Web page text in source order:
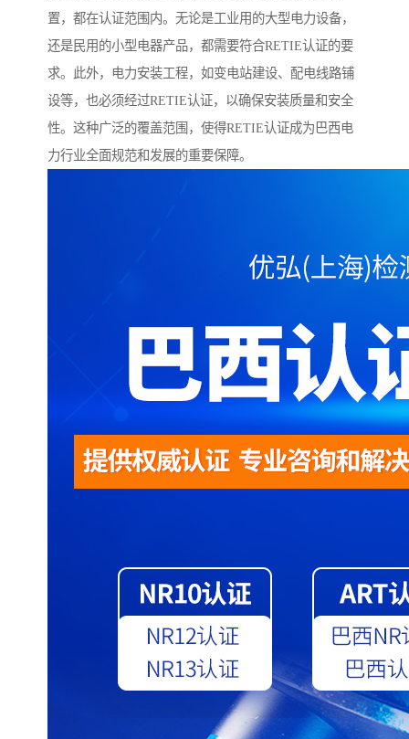
置，都在认证范围内。无论是工业用的大型电力设备，
还是民用的小型电器产品，都需要符合RETIE认证的要
求。此外，电力安装工程，如变电站建设、配电线路铺
设等，也必须经过RETIE认证，以确保安装质量和安全
性。这种广泛的覆盖范围，使得RETIE认证成为巴西电
力行业全面规范和发展的重要保障。